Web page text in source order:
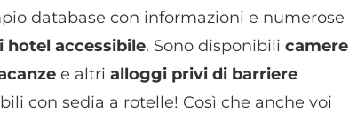
database con informazioni e numerose
hotel accessibile. Sono disponibili camere
e altri alloggi privi di barriere
con sedia a rotelle! Così che anche voi